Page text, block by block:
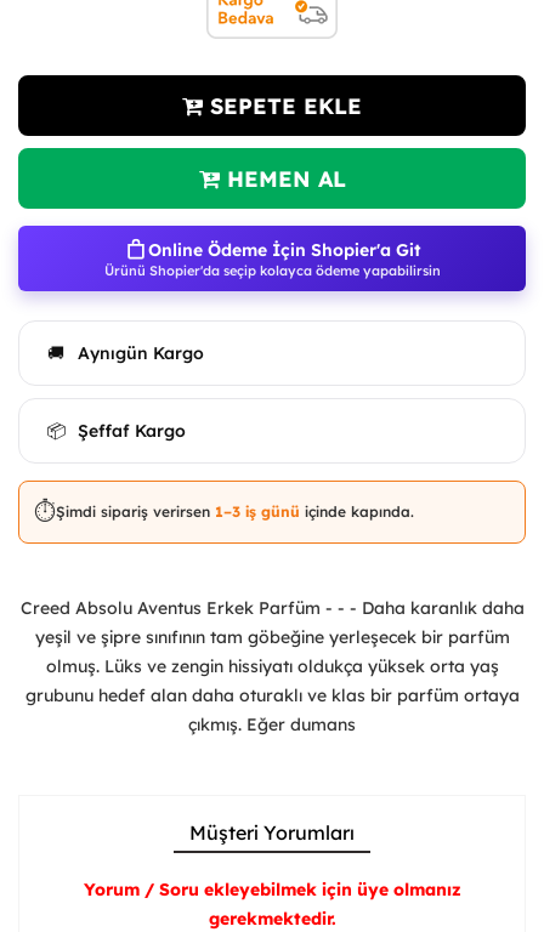
SEPETE EKLE
HEMEN AL
Online Ödeme İçin Shopier'a Git
Ürünü Shopier'da seçip kolayca ödeme yapabilirsin
🚚 Aynıgün Kargo
📦 Şeffaf Kargo
⏱️Şimdi sipariş verirsen 1–3 iş günü içinde kapında.
Creed Absolu Aventus Erkek Parfüm - - - Daha karanlık daha
yeşil ve şipre sınıfının tam göbeğine yerleşecek bir parfüm
olmuş. Lüks ve zengin hissiyatı oldukça yüksek orta yaş
grubunu hedef alan daha oturaklı ve klas bir parfüm ortaya
çıkmış. Eğer dumans
Müşteri Yorumları
Yorum / Soru ekleyebilmek için üye olmanız
gerekmektedir.